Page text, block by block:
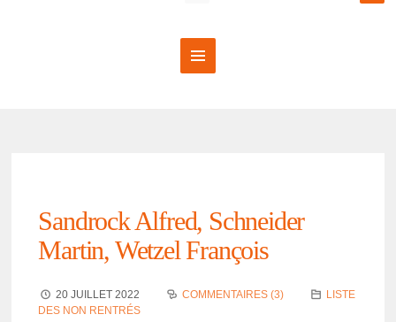
Sandrock Alfred, Schnei­der
Martin, Wetzel François
20 JUILLET 2022 COMMENTAIRES (3)
LISTE
DES NON RENTRÉS